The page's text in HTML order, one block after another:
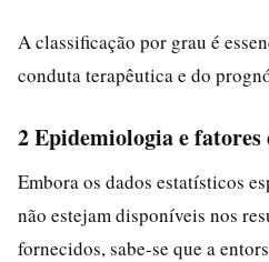
A classificação por grau é
conduta terapêutica e do
2 Epidemiologia e fatores
Embora os dados estatísticos
não estejam disponíveis nos
fornecidos, sabe-se que a